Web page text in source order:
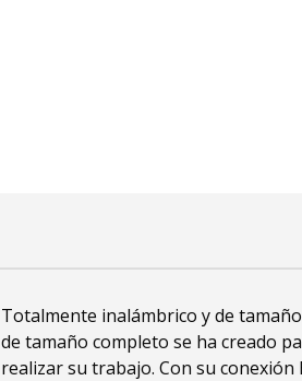
Totalmente inalámbrico y de
de tamaño completo se ha creado
realizar su trabajo. Con su